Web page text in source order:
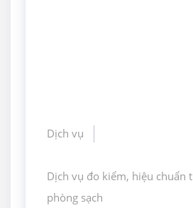
Dịch vụ
Dịch vụ đo kiểm, hiệu chuẩn
phòng sạch